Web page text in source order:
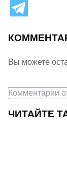
Вы можете
Комментарии
ЧИТАЙТЕ